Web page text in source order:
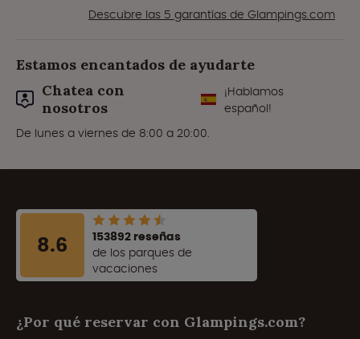
Descubre las 5 garantías de Glampings.com
Estamos encantados de ayudarte
Chatea con
nosotros
¡Hablamos
español!
De lunes a viernes de 8:00 a 20:00.
8.6
153892 reseñas
de los parques de
vacaciones
¿Por qué reservar con Glampings.com?